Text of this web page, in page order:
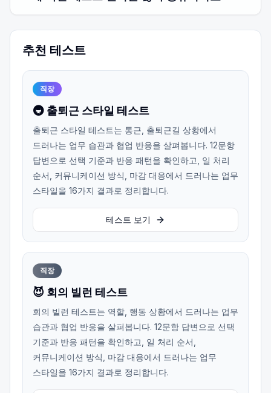
추천 테스트
직장
🚇 출퇴근 스타일 테스트
출퇴근 스타일 테스트는 통근, 출퇴근길 상황에서
드러나는 업무 습관과 협업 반응을 살펴봅니다. 12문항
답변으로 선택 기준과 반응 패턴을 확인하고, 일 처리
순서, 커뮤니케이션 방식, 마감 대응에서 드러나는 업무
스타일을 16가지 결과로 정리합니다.
테스트 보기
직장
😈 회의 빌런 테스트
회의 빌런 테스트는 역할, 행동 상황에서 드러나는 업무
습관과 협업 반응을 살펴봅니다. 12문항 답변으로 선택
기준과 반응 패턴을 확인하고, 일 처리 순서,
커뮤니케이션 방식, 마감 대응에서 드러나는 업무
스타일을 16가지 결과로 정리합니다.